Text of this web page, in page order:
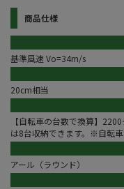
商品仕様
基準風速 Vo=34m/s
20cm相当
【自転車の台数で換算】
は8台収納できます。※自転
アール（ラウンド）